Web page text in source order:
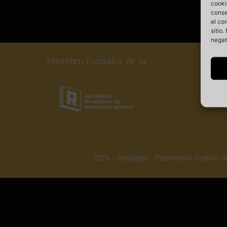
el
sitio.
Miembro fundador de la
vela
2026 • Santatipo • Patrimonio Gráfico